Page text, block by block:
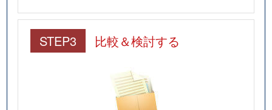
STEP3 比較＆検討する